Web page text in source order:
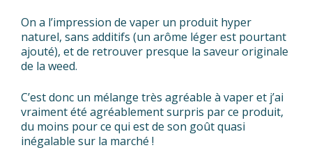
On a l’impression de vaper un produit hyper
naturel, sans additifs (un arôme léger est pourtant
ajouté), et de retrouver presque la saveur originale
de la weed.
C’est donc un mélange très agréable à vaper et j’ai
vraiment été agréablement surpris par ce produit,
du moins pour ce qui est de son goût quasi
inégalable sur la marché !